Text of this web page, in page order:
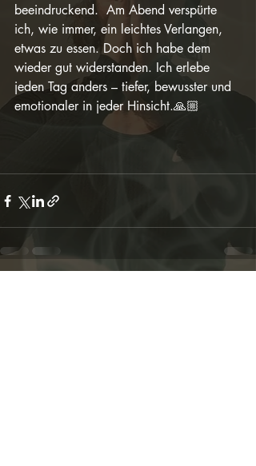
beeindruckend.  Am Abend verspürte
ich, wie immer, ein leichtes Verlangen,
etwas zu essen. Doch ich habe dem
wieder gut widerstanden. Ich erlebe
jeden Tag anders – tiefer, bewusster und
emotionaler in jeder Hinsicht.🙏🏼